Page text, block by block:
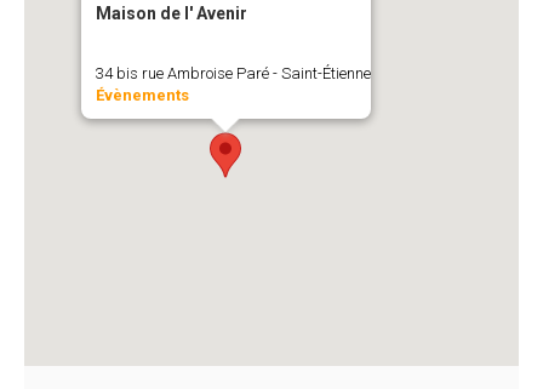
Maison de l' Avenir
34 bis rue Ambroise Paré - Saint-Étienne
Évènements